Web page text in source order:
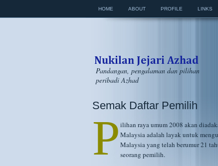
HOME ABOUT PROFILE LINKS
Pandangan, pengalaman dan pilihan
peribadi Azhad
Semak Daftar Pemilih
P ilihan raya umum 2008 akan
Malaysia adalah layak untuk
Malaysia yang telah berumur 21
seorang pemilih.